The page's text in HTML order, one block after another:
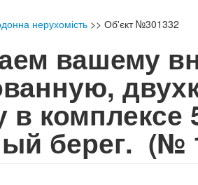
нерухомість >> Об'єкт №301332
вашему
в комплексе
берег. (№